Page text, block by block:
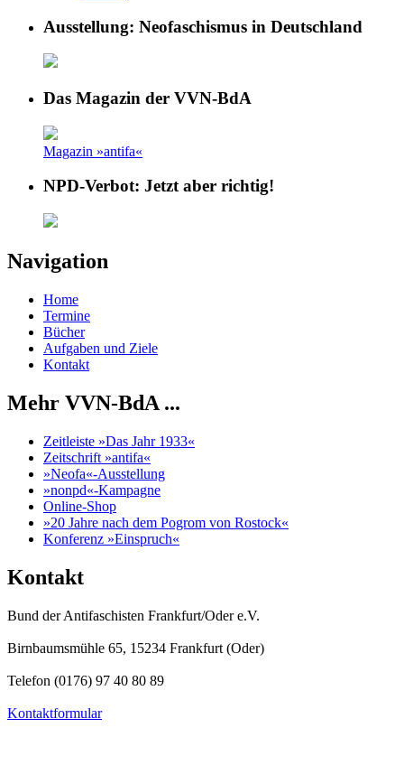
Ausstellung: Neofaschismus in Deutschland
Das Magazin der VVN-BdA
Magazin »antifa«
NPD-Verbot: Jetzt aber richtig!
Navigation
Home
Termine
Bücher
Aufgaben und Ziele
Kontakt
Mehr VVN-BdA ...
Zeitleiste »Das Jahr 1933«
Zeitschrift »antifa«
»Neofa«-Ausstellung
»nonpd«-Kampagne
Online-Shop
»20 Jahre nach dem Pogrom von Rostock«
Konferenz »Einspruch«
Kontakt
Bund der Antifaschisten Frankfurt/Oder e.V.
Birnbaumsmühle 65, 15234 Frankfurt (Oder)
Telefon (0176) 97 40 80 89
Kontaktformular